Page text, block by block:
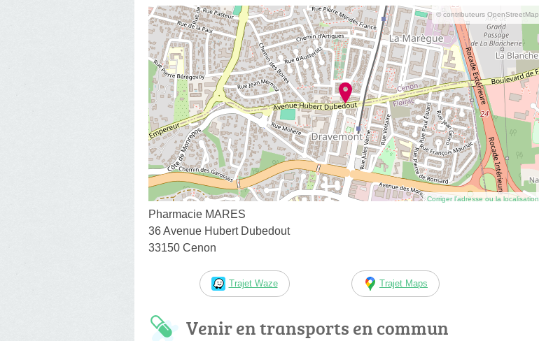
© contributeurs OpenStreetMap
Corriger l’adresse ou la localisation
Pharmacie MARES
36 Avenue Hubert Dubedout
33150 Cenon
Trajet Waze Trajet Maps
Venir en transports en commun